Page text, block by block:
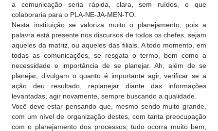
a comunicação seria rápida, clara, sem ruídos, o que
colaboraria para o PLA-NE-JA-MEN-TO.
Nesta instituição se valoriza muito o planejamento, pois a
palavra está presente nos discursos de todos os chefes, sejam
aqueles da matriz, ou aqueles das filiais. A todo momento, em
todas as comunicações, se resgata o termo, bem como a
necessidade e importância de se planejar. Ah, além de se
planejar, divulgam o quanto é importante agir, verificar se a
ação deu resultado, replanejar diante das informações
levantadas, agir novamente, sempre buscando a qualidade.
Você deve estar pensando que, mesmo sendo muito grande,
com um nível de organização destes, com tanta preocupação
com o planejamento dos processos, tudo ocorra muito bem,